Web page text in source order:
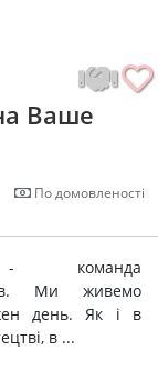
Ваше
По домовленості
команда
Ми живемо
день. Як і в
в ...